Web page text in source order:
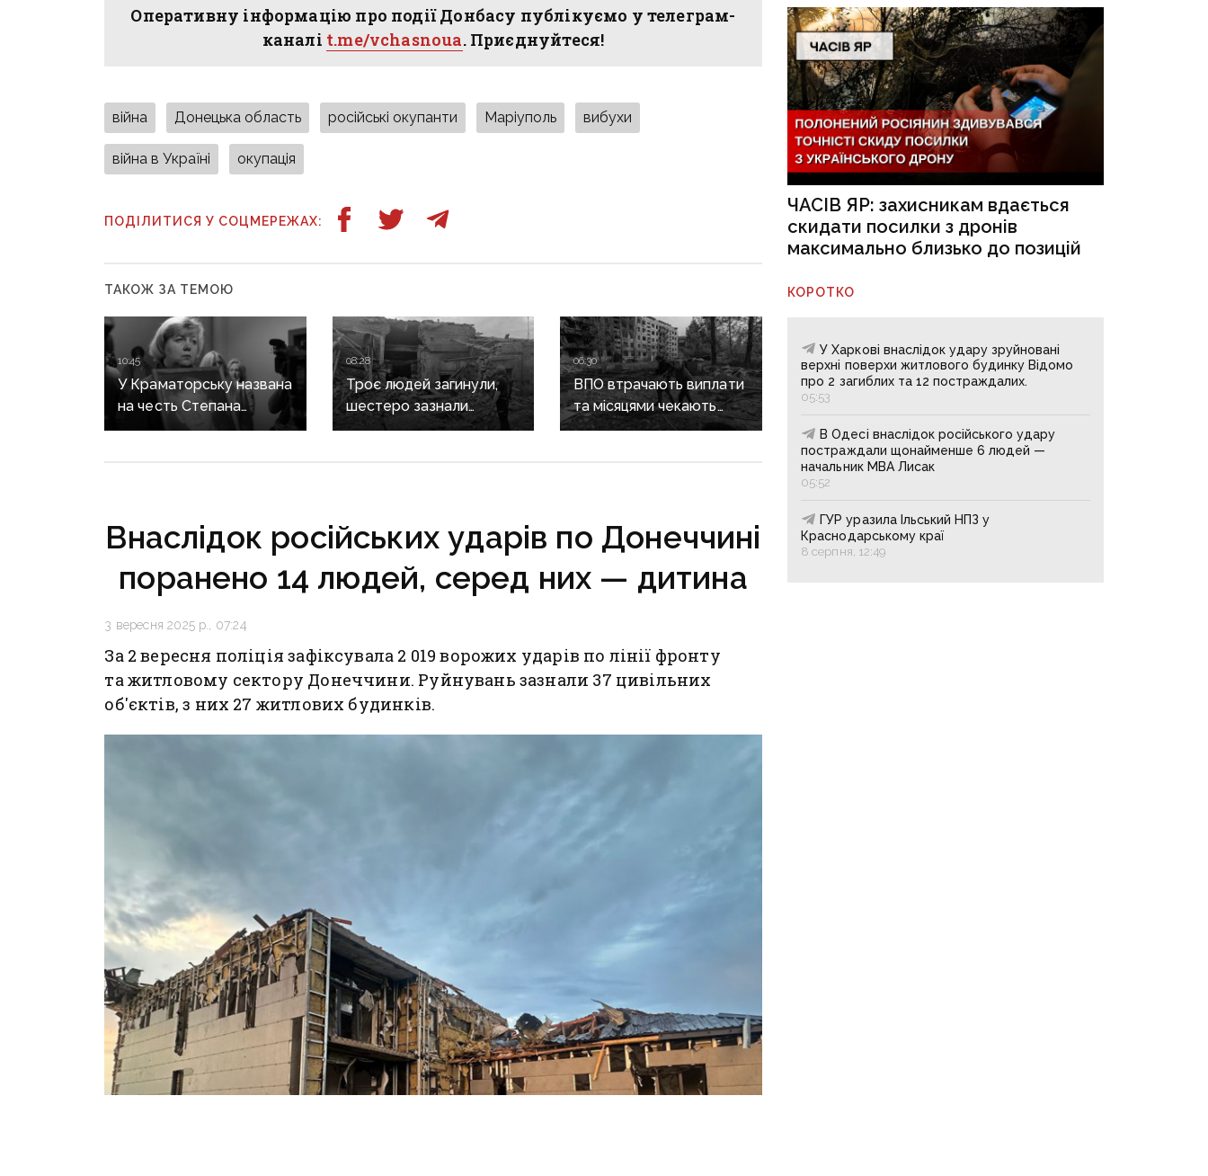
Оперативну інформацію про події Донбасу публікуємо у телеграм-
каналі t.me/vchasnoua. Приєднуйтеся!
війна Донецька область російські окупанти Маріуполь вибухи
війна в Україні окупація
ПОДІЛИТИСЯ У СОЦМЕРЕЖАХ:
ТАКОЖ ЗА ТЕМОЮ
10:45
У Краматорську названа
на честь Степана
Чубенка школа може
08:28
Троє людей загинули,
шестеро зазнали
поранень: наслідки
06:30
ВПО втрачають виплати
та місяцями чекають
на компенсації
Внаслідок російських ударів по Донеччині
поранено 14 людей, серед них — дитина
3 вересня 2025 р., 07:24
За 2 вересня поліція зафіксувала 2 019 ворожих ударів по лінії фронту
та житловому сектору Донеччини. Руйнувань зазнали 37 цивільних
об'єктів, з них 27 житлових будинків.
ЧАСІВ ЯР: захисникам вдається
скидати посилки з дронів
максимально близько до позицій
КОРОТКО
У Харкові внаслідок удару зруйновані
верхні поверхи житлового будинку Відомо
про 2 загиблих та 12 постраждалих.
05:53
В Одесі внаслідок російського удару
постраждали щонайменше 6 людей —
начальник МВА Лисак
05:52
ГУР уразила Ільський НПЗ у
Краснодарському краї
8 серпня, 12:49